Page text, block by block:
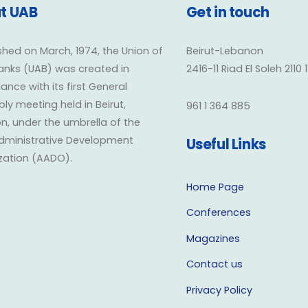
UAB
on March, 1974, the Union of
(UAB) was created in
with its first General
meeting held in Beirut,
under the umbrella of the
Development
(AADO).
Get in touch
Beirut-Lebanon
2416-11 Riad El Soleh 2110
961 1 364 885
Useful Links
Home Page
Conferences
Magazines
Contact us
Privacy Policy